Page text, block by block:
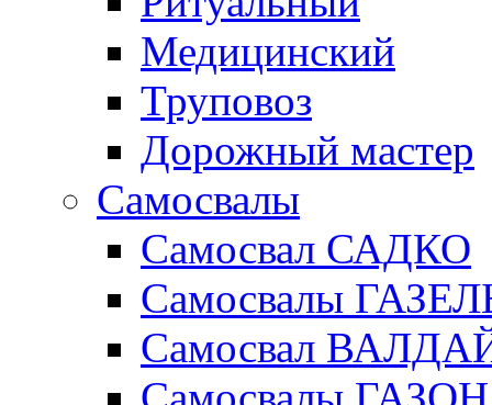
Медицинский
Труповоз
Дорожный мастер
Самосвалы
Самосвал САДКО
Самосвалы
Самосвал